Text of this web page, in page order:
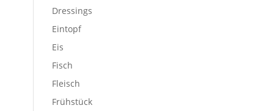
Dressings
Eintopf
Eis
Fisch
Fleisch
Frühstück